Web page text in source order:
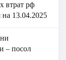
втрат рф
на 13.04.2025
– посол